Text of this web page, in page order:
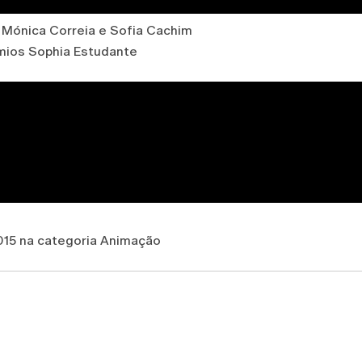
Correia e Sofia Cachim
Sophia Estudante
na categoria Animação